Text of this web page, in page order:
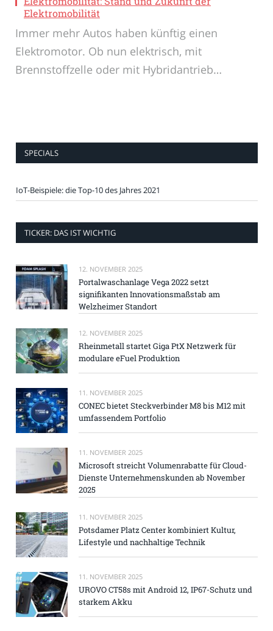
Elektromobilität
Immer mehr Autos haben künftig einen
Elektromotor. Ob nun elektrisch, mit
Brennstoffzelle oder mit Hybridantrieb…
SPECIALS
IoT-Beispiele: die Top-10 des Jahres 2021
TICKER: DAS IST WICHTIG
12. NOVEMBER 2025
Portalwaschanlage Vega 2022 setzt
signifikanten Innovationsmaßstab am
Welzheimer Standort
12. NOVEMBER 2025
Rheinmetall startet Giga PtX Netzwerk für
modulare eFuel Produktion
11. NOVEMBER 2025
CONEC bietet Steckverbinder M8 bis M12 mit
umfassendem Portfolio
11. NOVEMBER 2025
Microsoft streicht Volumenrabatte für Cloud-
Dienste Unternehmenskunden ab November
2025
11. NOVEMBER 2025
Potsdamer Platz Center kombiniert Kultur,
Lifestyle und nachhaltige Technik
11. NOVEMBER 2025
UROVO CT58s mit Android 12, IP67-Schutz und
starkem Akku